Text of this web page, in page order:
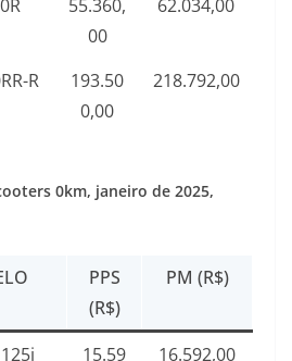
55.360,
00
62.034,00
R
193.50
0,00
218.792,00
0km, janeiro de 2025,
PPS
(R$)
PM (R$)
15.59
16.592,00